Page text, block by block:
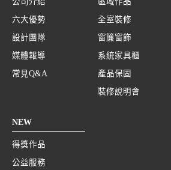
六大優勢
設計團隊
媒體報導
常見Q&A
全室裝修
窗簾窗飾
系統家具櫃
產品保固
裝修說明會
NEW
得獎作品
公益服務